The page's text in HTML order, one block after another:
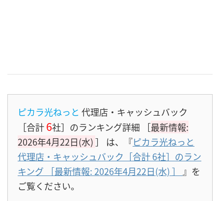
ピカラ光ねっと 代理店・キャッシュバック
［合計6社］のランキング詳細 ［最新情報:
2026年4月22日(水)］ は、『ピカラ光ねっと
代理店・キャッシュバック［合計 6社］のラン
キング ［最新情報: 2026年4月22日(水) ］ 』を
ご覧ください。